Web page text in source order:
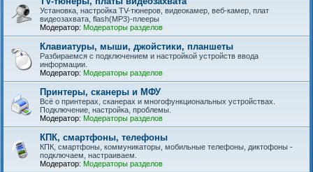
Установка, настройка TV-тюнеров, видеокамер, веб-камер, плат
видеозахвата, flash(MP3)-плееры
Модератор: Модераторы разделов
Клавиатуры, мыши, джойстики, планшеты
Разбираемся с подключением и настройкой устройств ввода
информации.
Модератор: Модераторы разделов
Принтеры, сканеры и МФУ
Всё о принтерах, сканерах и многофункциональных устройствах.
Подключение, настройка, проблемы.
Модератор: Модераторы разделов
КПК, смартфоны, телефоны
КПК, смартфоны, коммуникаторы, мобильные телефоны, диктофоны -
подключаем, настраиваем.
Модератор: Модераторы разделов